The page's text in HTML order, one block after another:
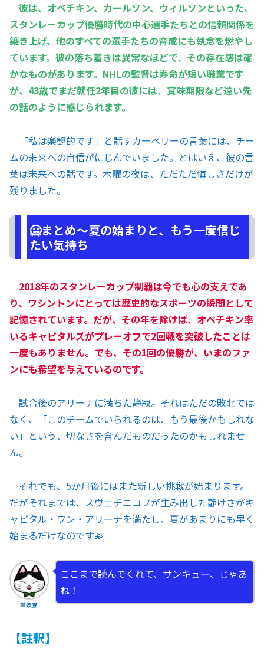
彼は、オベチキン、カールソン、ウィルソンといった、
スタンレーカップ優勝時代の中心選手たちとの信頼関係を
築き上げ、他のすべての選手たちの育成にも執念を燃やし
ています。彼の落ち着きは異常なほどで、その存在感は確
かなものがあります。NHLの監督は寿命が短い職業です
が、43歳でまだ就任2年目の彼には、賞味期限など遠い先
の話のように感じられます。
「私は楽観的です」と話すカーベリーの言葉には、チー
ムの未来への自信がにじんでいました。とはいえ、彼の言
葉は未来への話です。木曜の夜は、ただただ悔しさだけが
残りました。
🥶まとめ～夏の始まりと、もう一度信じ
たい気持ち
2018年のスタンレーカップ制覇は今でも心の支えであ
り、ワシントンにとっては歴史的なスポーツの瞬間として
記憶されています。だが、その年を除けば、オベチキン率
いるキャピタルズがプレーオフで2回戦を突破したことは
一度もありません。でも、その1回の優勝が、いまのファ
ンにも希望を与えているのです。
試合後のアリーナに満ちた静寂。それはただの敗北では
なく、「このチームでいられるのは、もう最後かもしれな
い」という、切なさを含んだものだったのかもしれませ
ん。
それでも、5か月後にはまた新しい挑戦が始まります。
だがそれまでは、スヴェチニコフが生み出した静けさがキ
ャピタル・ワン・アリーナを満たし、夏があまりにも早く
始まるだけなのです💫
讃岐猫
ここまで読んでくれて、サンキュー、じゃあ
ね！
【註釈】